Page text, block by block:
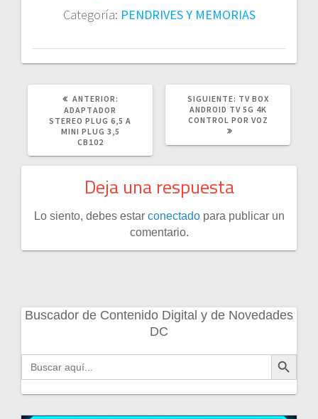
Categoría: PENDRIVES Y MEMORIAS
ANTERIOR:
ADAPTADOR
STEREO PLUG 6,5 A
MINI PLUG 3,5
CB102
SIGUIENTE: SIGUIENTE
POST:
TV BOX
ANDROID TV 5G 4K
CONTROL POR VOZ
Deja una respuesta
Lo siento, debes estar conectadopara publicar un
comentario.
Buscador de Contenido Digital y de Novedades
DC
Buscar: Botón de búsqueda